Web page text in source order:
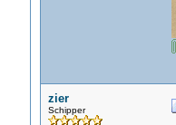
zier
Schipper